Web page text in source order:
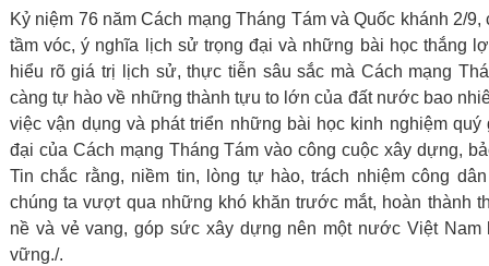
Kỷ niệm 76 năm Cách mạng Tháng Tám và Quốc khánh 2/
tầm vóc, ý nghĩa lịch sử trọng đại và những bài học thắng
hiểu rõ giá trị lịch sử, thực tiễn sâu sắc mà Cách mạng
càng tự hào về những thành tựu to lớn của đất nước bao
việc vận dụng và phát triển những bài học kinh nghiệm
đại của Cách mạng Tháng Tám vào công cuộc xây dựng,
Tin chắc rằng, niềm tin, lòng tự hào, trách nhiệm công
chúng ta vượt qua những khó khăn trước mắt, hoàn thành
nề và vẻ vang, góp sức xây dựng nên một nước Việt Nam
vững./.